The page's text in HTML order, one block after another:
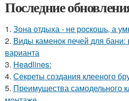
Последние
1. Зона отдыха - не роcкошь, а
2. Виды каменок печей для бани:
варианта
3. Headlines:
4. Секреты создания клееного
5. Преимущества самодельного